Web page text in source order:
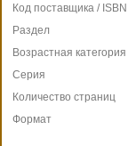
Код поставщика / ISBN
Раздел
Возрастная категория
Серия
Количество страниц
Формат